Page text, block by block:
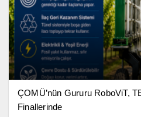
ÇOMÜ’nün Gururu RoboViT,
Finallerinde